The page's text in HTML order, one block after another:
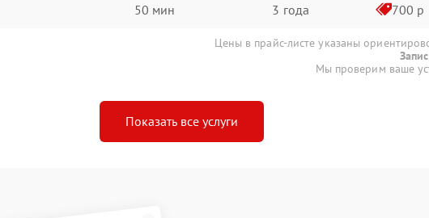
50 мин 3 года 700 р
Цены в прайс-листе указаны
Мы проверим ваше
Показать все услуги